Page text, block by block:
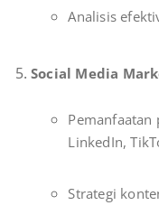
Analisis
Social Media
Pemanfaatan
LinkedIn,
Strategi